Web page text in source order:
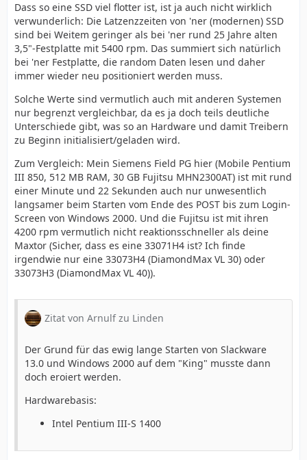
Dass so eine SSD viel flotter ist, ist ja auch nicht wirklich
verwunderlich: Die Latzenzzeiten von 'ner (modernen) SSD
sind bei Weitem geringer als bei 'ner rund 25 Jahre alten
3,5"-Festplatte mit 5400 rpm. Das summiert sich natürlich
bei 'ner Festplatte, die random Daten lesen und daher
immer wieder neu positioniert werden muss.
Solche Werte sind vermutlich auch mit anderen Systemen
nur begrenzt vergleichbar, da es ja doch teils deutliche
Unterschiede gibt, was so an Hardware und damit Treibern
zu Beginn initialisiert/geladen wird.
Zum Vergleich: Mein Siemens Field PG hier (Mobile Pentium
III 850, 512 MB RAM, 30 GB Fujitsu MHN2300AT) ist mit rund
einer Minute und 22 Sekunden auch nur unwesentlich
langsamer beim Starten vom Ende des POST bis zum Login-
Screen von Windows 2000. Und die Fujitsu ist mit ihren
4200 rpm vermutlich nicht reaktionsschneller als deine
Maxtor (Sicher, dass es eine 33071H4 ist? Ich finde
irgendwie nur eine 33073H4 (DiamondMax VL 30) oder
33073H3 (DiamondMax VL 40)).
Zitat von Arnulf zu Linden
Der Grund für das ewig lange Starten von Slackware
13.0 und Windows 2000 auf dem "King" musste dann
doch eroiert werden.
Hardwarebasis:
Intel Pentium III-S 1400